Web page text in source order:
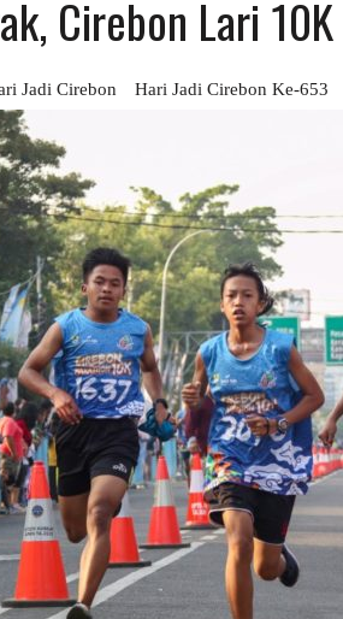
| SAMBUT HUT KEMERDEKAAN RI, KNPI SIAPKAN
Cirebon Lari
Jadi Cirebon Hari Jadi Cirebon Ke-653